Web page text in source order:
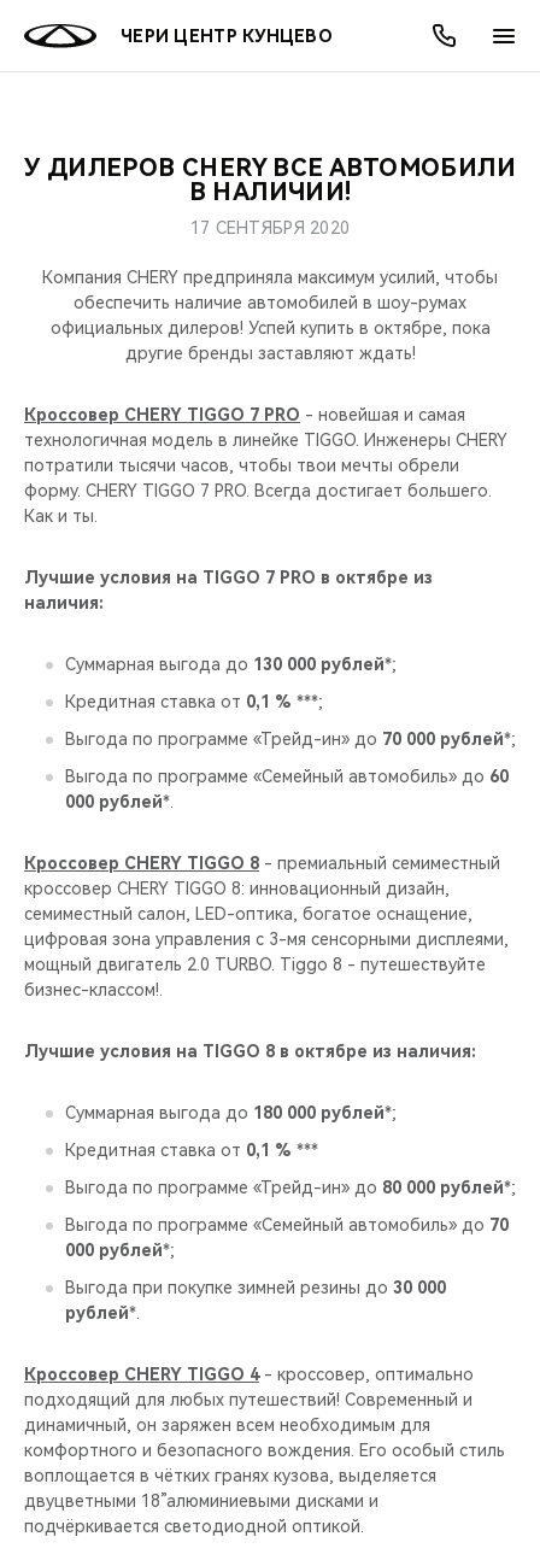
ЧЕРИ ЦЕНТР КУНЦЕВО
МОДЕЛИ
КРОССОВЕРЫ
НОВИНКИ
ПОКУПАТЕЛЯМ
КРЕДИТ И СТРАХОВАНИЕ
ВЛАДЕЛЬЦАМ
ЗАПЧАСТИ И АКСЕССУАРЫ
ПОДДЕРЖКА
CHERY CONNECT
МИР CHERY
О БРЕНДЕ
CHERY В СОЦСЕТЯХ
ЛЮДИ CHERY
БЛАГОТВОРИТЕЛЬНОСТЬ
CHERY И СПОРТ
НАШИ МЕРОПРИЯТИЯ
CHERY ДЛЯ ДЕТЕЙ
АКЦИИ
ОНЛАЙН СЕРВИСЫ
КРЕДИТ
О КОМПАНИИ
МЫ В СОЦСЕТЯХ
У ДИЛЕРОВ CHERY ВСЕ АВТОМОБИЛИ
В НАЛИЧИИ!
17 СЕНТЯБРЯ 2020
Компания CHERY предприняла максимум усилий, чтобы
обеспечить наличие автомобилей в шоу-румах
официальных дилеров! Успей купить в октябре, пока
другие бренды заставляют ждать!
Кроссовер CHERY TIGGO 7 PRO - новейшая и самая
технологичная модель в линейке TIGGO. Инженеры CHERY
потратили тысячи часов, чтобы твои мечты обрели
форму. CHERY TIGGO 7 PRO. Всегда достигает большего.
Как и ты.
Лучшие условия на TIGGO 7 PRO в октябре из
наличия:
Суммарная выгода до 130 000 рублей*;
Кредитная ставка от 0,1 % ***;
Выгода по программе «Трейд-ин» до 70 000 рублей*;
Выгода по программе «Семейный автомобиль» до 60
000 рублей*.
Кроссовер CHERY TIGGO 8 - премиальный семиместный
кроссовер CHERY TIGGO 8: инновационный дизайн,
семиместный салон, LED-оптика, богатое оснащение,
цифровая зона управления с 3-мя сенсорными дисплеями,
мощный двигатель 2.0 TURBO. Tiggo 8 - путешествуйте
бизнес-классом!.
Лучшие условия на TIGGO 8 в октябре из наличия:
Суммарная выгода до 180 000 рублей*;
Кредитная ставка от 0,1 % ***
Выгода по программе «Трейд-ин» до 80 000 рублей*;
Выгода по программе «Семейный автомобиль» до 70
000 рублей*;
Выгода при покупке зимней резины до 30 000
рублей*.
Кроссовер CHERY TIGGO 4- кроссовер, оптимально
подходящий для любых путешествий! Современный и
динамичный, он заряжен всем необходимым для
комфортного и безопасного вождения. Его особый стиль
воплощается в чётких гранях кузова, выделяется
двуцветными 18”алюминиевыми дисками и
подчёркивается светодиодной оптикой.